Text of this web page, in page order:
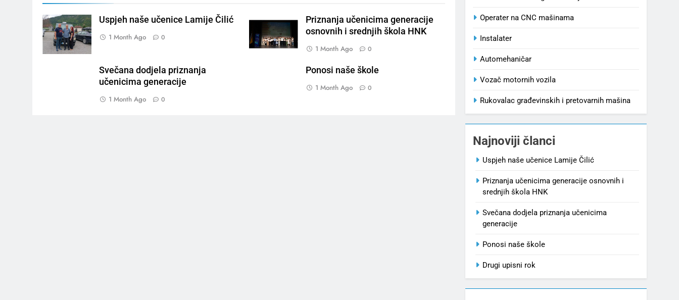
Uspjeh naše učenice Lamije Čilić
1 Month Ago 0
Priznanja učenicima generacije
osnovnih i srednjih škola HNK
1 Month Ago 0
Svečana dodjela priznanja
učenicima generacije
1 Month Ago 0
Ponosi naše škole
1 Month Ago 0
Operater na CNC mašinama
Instalater
Automehaničar
Vozač motornih vozila
Rukovalac građevinskih i pretovarnih mašina
Najnoviji članci
Uspjeh naše učenice Lamije Čilić
Priznanja učenicima generacije osnovnih i
srednjih škola HNK
Svečana dodjela priznanja učenicima
generacije
Ponosi naše škole
Drugi upisni rok